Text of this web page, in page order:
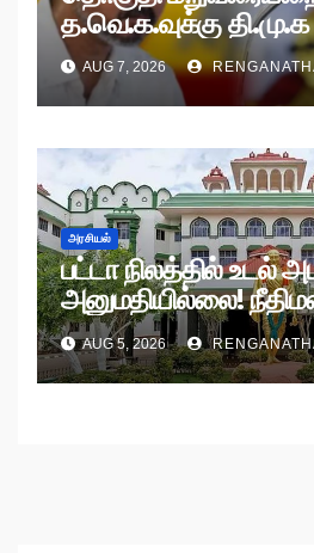
த.வெ.க.வுக்கு தி.மு.க
AUG 7, 2026
அரசியல்
பட்டா நிலத்தில் உடல்
அனுமதியில்லை!
உத்தரவு!
AUG 5, 2026